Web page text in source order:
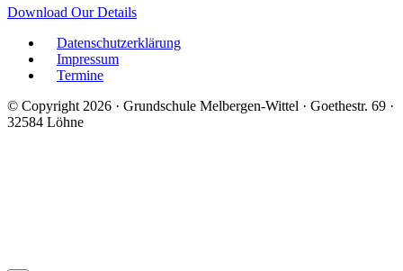
Download Our Details
Datenschutzerklärung
Impressum
Termine
© Copyright 2026 · Grundschule Melbergen-Wittel · Goethestr. 69 ·
32584 Löhne